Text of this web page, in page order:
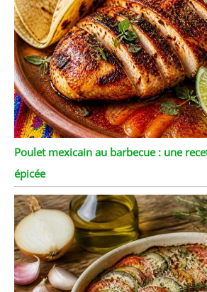
Poulet mexicain au barbecue : une
épicée